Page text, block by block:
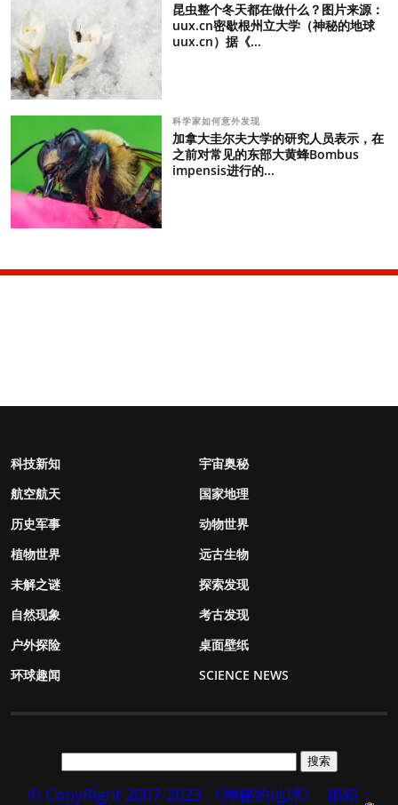
昆虫整个冬天都在做什么？图片来源：
uux.cn密歇根州立大学（神秘的地球
uux.cn）据《...
科学家如何意外发现
加拿大圭尔夫大学的研究人员表示，在
之前对常见的东部大黄蜂Bombus
impensis进行的...
科技新知
宇宙奥秘
航空航天
国家地理
历史军事
动物世界
植物世界
远古生物
未解之谜
探索发现
自然现象
考古发现
户外探险
桌面壁纸
环球趣闻
SCIENCE NEWS
© CopyRight 2007-2023 《神秘的地球》
邮箱：